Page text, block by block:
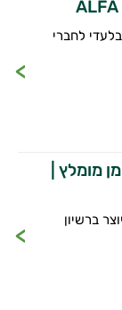
בלעדי לחברי
מומלץ |
ברשיון